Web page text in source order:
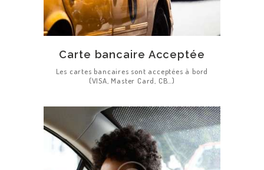
Carte bancaire Acceptée
Les cartes bancaires sont acceptées à bord
(VISA, Master Card, CB…)